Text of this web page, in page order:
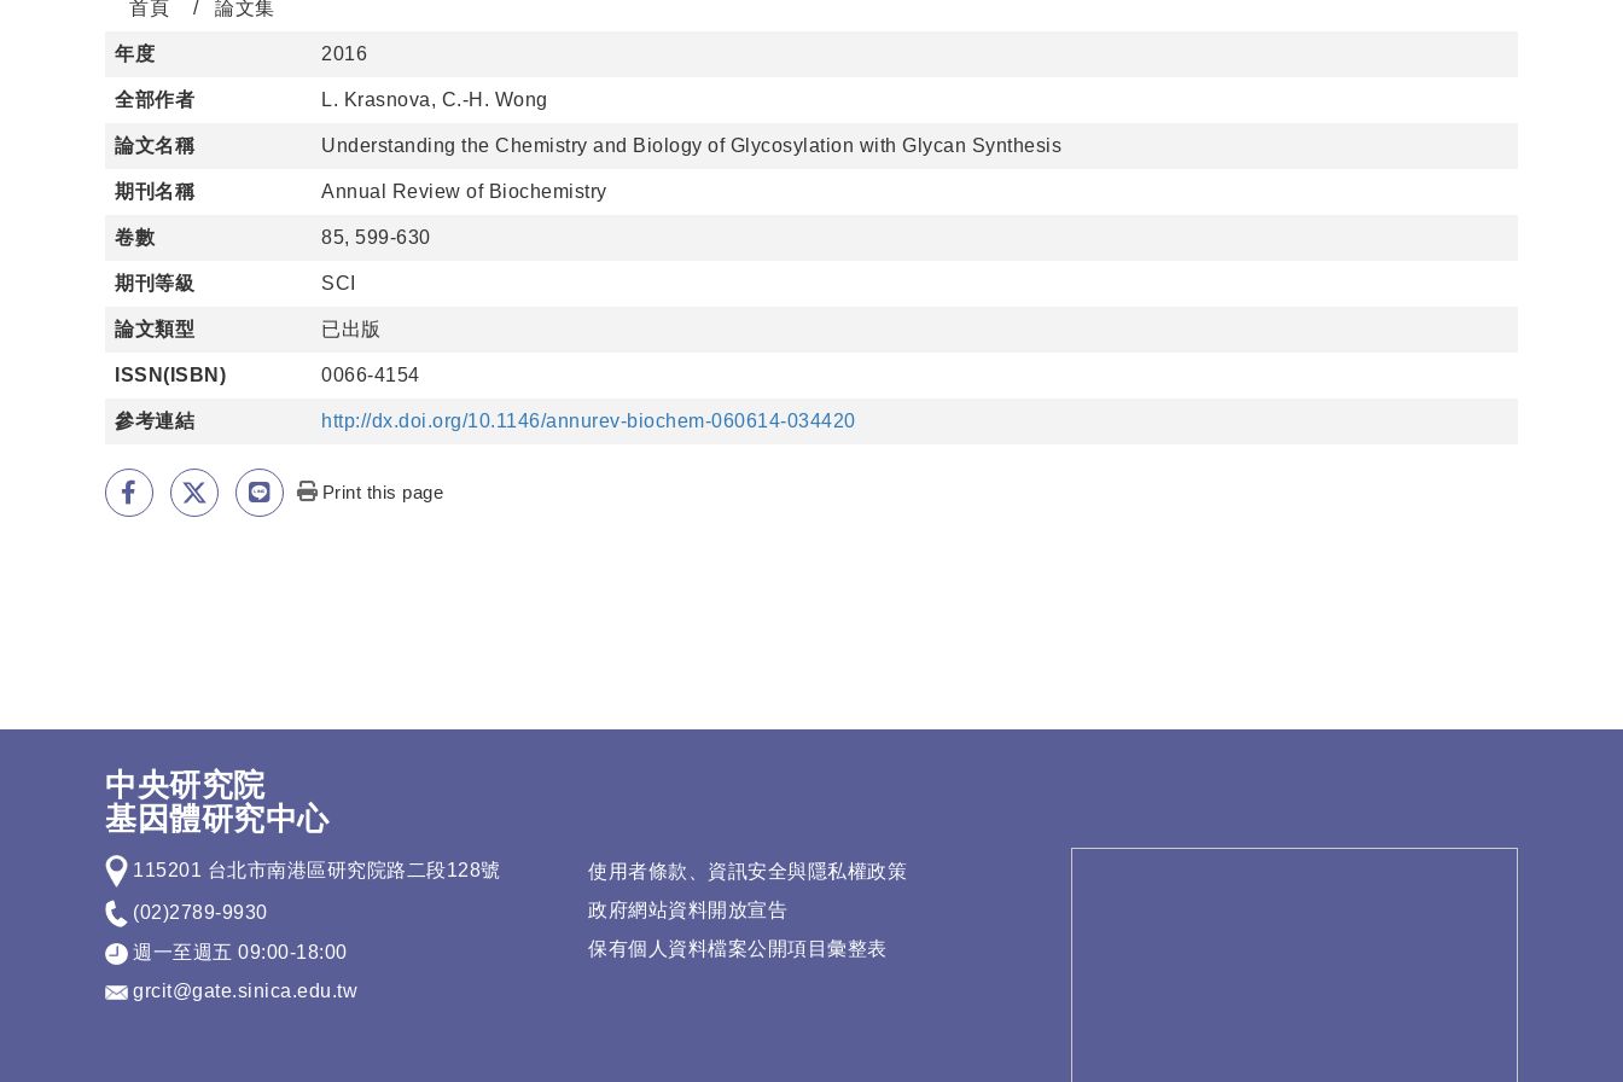
首頁 論文集
年度 2016
全部作者 L. Krasnova, C.-H. Wong
論文名稱 Understanding the Chemistry and Biology of Glycosylation with Glycan Synthesis
期刊名稱 Annual Review of Biochemistry
卷數 85, 599-630
期刊等級 SCI
論文類型 已出版
ISSN(ISBN) 0066-4154
參考連結 http://dx.doi.org/10.1146/annurev-biochem-060614-034420
Print this page
中央研究院
基因體研究中心
115201 台北市南港區研究院路二段128號
(02)2789-9930
週一至週五 09:00-18:00
grcit@gate.sinica.edu.tw
使用者條款、資訊安全與隱私權政策
政府網站資料開放宣告
保有個人資料檔案公開項目彙整表